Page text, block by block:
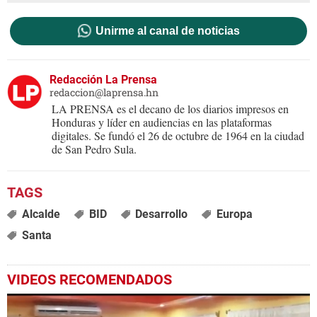
Unirme al canal de noticias
Redacción La Prensa
redaccion@laprensa.hn
LA PRENSA es el decano de los diarios impresos en
Honduras y líder en audiencias en las plataformas
digitales. Se fundó el 26 de octubre de 1964 en la ciudad
de San Pedro Sula.
Alcalde BID Desarrollo
Europa
Santa
VIDEOS RECOMENDADOS